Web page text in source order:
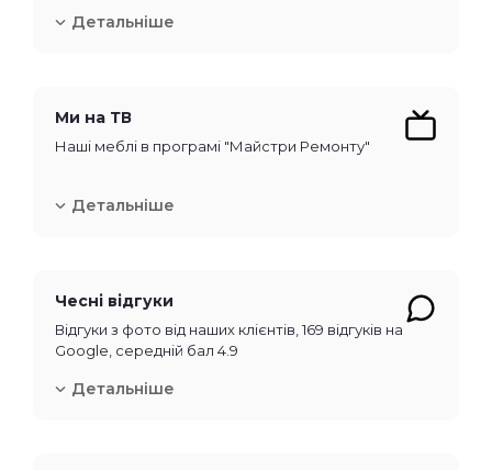
Детальніше
Ми на ТВ
Наші меблі в програмі "Майстри Ремонту"
Детальніше
Чесні відгуки
Відгуки з фото від наших клієнтів, 169 відгуків на
Google, середній бал 4.9
Детальніше